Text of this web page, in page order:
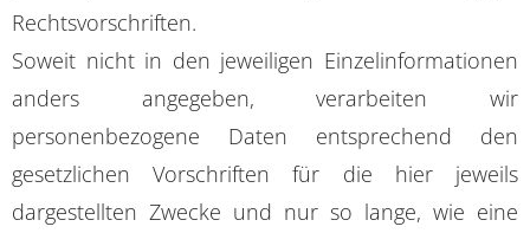
Rechtsvorschriften.
Soweit nicht in den jeweiligen Einzelinformationen
anders angegeben, verarbeiten wir
personenbezogene Daten entsprechend den
gesetzlichen Vorschriften für die hier jeweils
dargestellten Zwecke und nur so lange, wie eine